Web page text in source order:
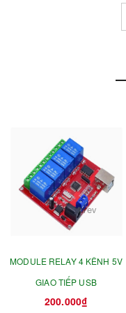
MODULE RELAY 4 KÊNH 5V
GIAO TIẾP USB
200.000₫
prev